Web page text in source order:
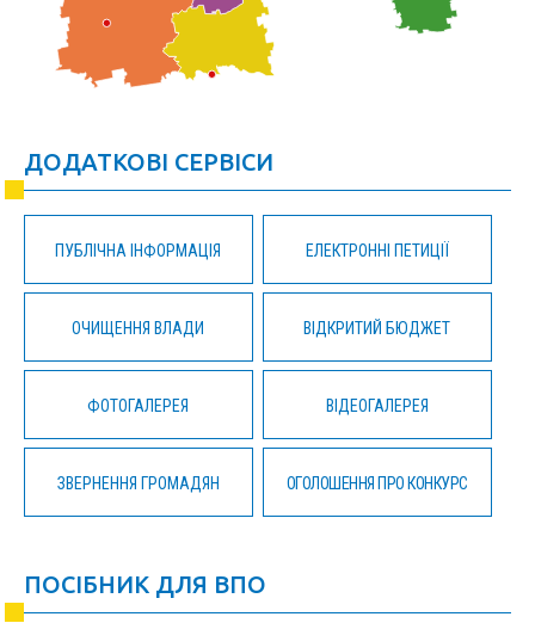
ДОДАТКОВІ СЕРВІСИ
ПУБЛІЧНА ІНФОРМАЦІЯ ЕЛЕКТРОННІ ПЕТИЦІЇ
ОЧИЩЕННЯ ВЛАДИ ВІДКРИТИЙ БЮДЖЕТ
ФОТОГАЛЕРЕЯ ВІДЕОГАЛЕРЕЯ
ЗВЕРНЕННЯ ГРОМАДЯН ОГОЛОШЕННЯ ПРО КОНКУРС
ПОСІБНИК ДЛЯ ВПО